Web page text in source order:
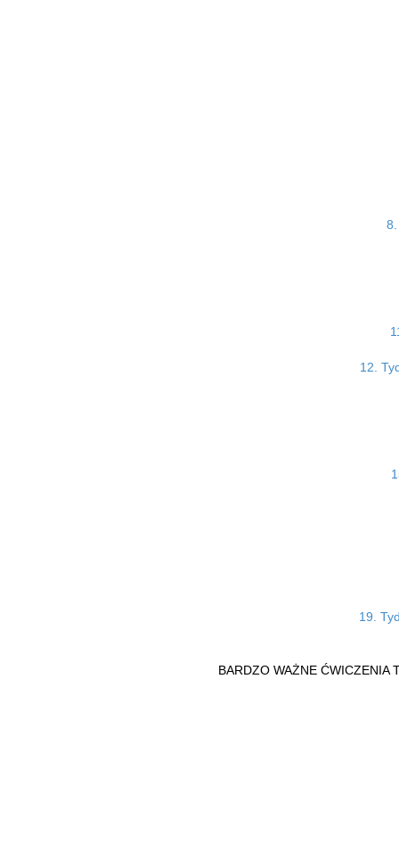
12.
19.
BARDZO WAŻNE ĆWICZENIA